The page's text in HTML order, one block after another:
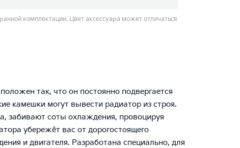
комплектации. Цвет аксессуара может отличаться
так, что он постоянно подвергается
камешки могут вывести радиатор из строя.
забивают соты охлаждения, провоцируя
убережёт вас от дорогостоящего
и двигателя. Разработана специально, для